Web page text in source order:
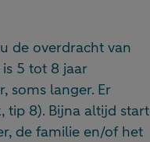
de overdracht van
5 tot 8 jaar
soms langer. Er
tip 8). Bijna altijd start
de familie en/of het